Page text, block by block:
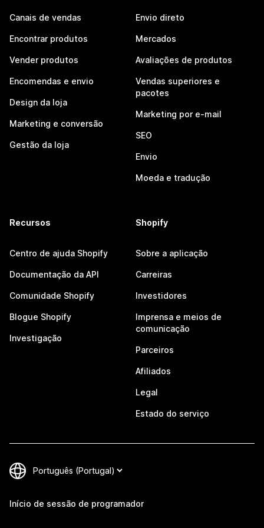
Canais de vendas
Encontrar produtos
Vender produtos
Encomendas e envio
Design da loja
Marketing e conversão
Gestão da loja
Envio direto
Mercados
Avaliações de produtos
Vendas superiores e
pacotes
Marketing por e-mail
SEO
Envio
Moeda e tradução
Recursos
Centro de ajuda Shopify
Documentação da API
Comunidade Shopify
Blogue Shopify
Investigação
Shopify
Sobre a aplicação
Carreiras
Investidores
Imprensa e meios de
comunicação
Parceiros
Afiliados
Legal
Estado do serviço
Início de sessão de programador